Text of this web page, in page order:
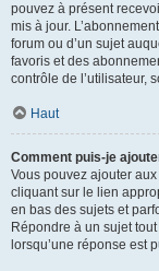
pouvez à présent
mis à jour.
forum ou d’un sujet
favoris et des
contrôle de l’utilisateur,
Haut
Comment puis-je
Vous pouvez ajouter
cliquant sur le lien
en bas des sujets et
Répondre à un sujet
lorsqu’une réponse est